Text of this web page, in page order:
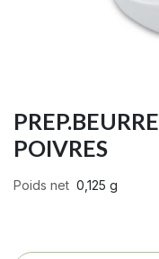
POIVRES
Poids net 0,125 g